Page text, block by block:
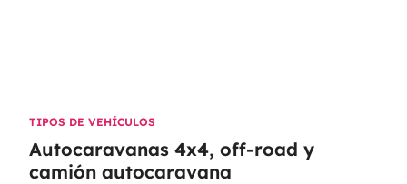
TIPOS DE VEHÍCULOS
Autocaravanas 4x4, off-road y
camión autocaravana